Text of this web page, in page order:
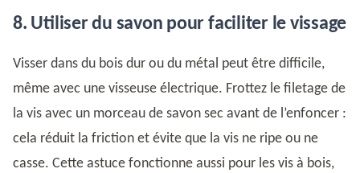
8. Utiliser du savon pour faciliter le vissage
Visser dans du bois dur ou du métal peut être difficile,
même avec une visseuse électrique. Frottez le filetage de
la vis avec un morceau de savon sec avant de l’enfoncer :
cela réduit la friction et évite que la vis ne ripe ou ne
casse. Cette astuce fonctionne aussi pour les vis à bois,